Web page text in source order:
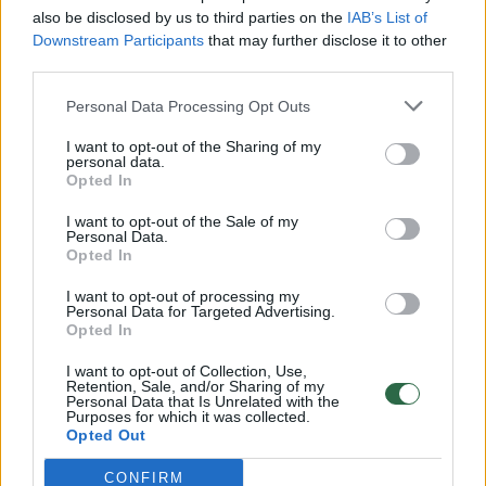
also be disclosed by us to third parties on the IAB’s List of
Downstream Participants that may further disclose it to other
Personal Data Processing Opt Outs
I want to opt-out of the Sharing of my
personal data.
Opted In
I want to opt-out of the Sale of my
Personal Data.
Opted In
I want to opt-out of processing my
Personal Data for Targeted Advertising.
Opted In
I want to opt-out of Collection, Use,
Retention, Sale, and/or Sharing of my
Personal Data that Is Unrelated with the
Purposes for which it was collected.
Opted Out
CONFIRM
Žinios | Lietuvos diena
00:00:57
Savaitės vidurys nusimato karštas: temperatūra kils iki
32 laipsnių šilumos
Žinios | Orai
00:15:54
V. Zalužno pasisakymą laiko bandymu įsitvirtinti
Laidos | Nauja diena
Sinoptikai atsakė, kokiais orais užbaigsime darbo
savaitę: karščiai atsitrauks
Žinios